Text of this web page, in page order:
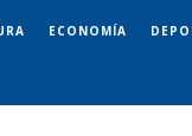
ECONOMÍA